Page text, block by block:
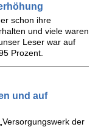
schon ihre
und viele waren
Leser war auf
Prozent.
und auf
der